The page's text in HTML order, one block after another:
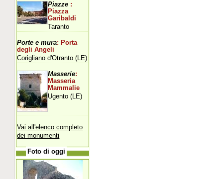
Piazze :
Piazza
Garibaldi
Taranto
Porte e mura: Porta
degli Angeli
Corigliano d'Otranto (LE)
Masserie:
Masseria
Mammalie
Ugento (LE)
Vai all'elenco completo
dei monumenti
Foto di oggi